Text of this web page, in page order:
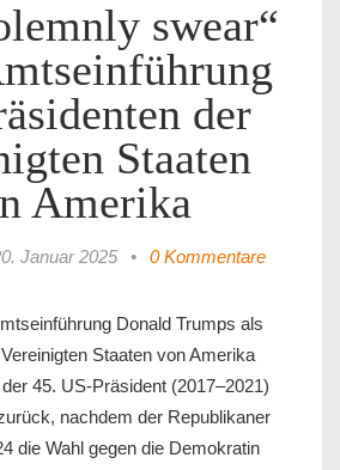
swear“
der
Staaten
Amerika
Januar 2025 • 0 Kommentare
Donald Trumps als
Staaten von Amerika
45. US-Präsident (2017–2021)
nachdem der Republikaner
die Wahl gegen die Demokratin